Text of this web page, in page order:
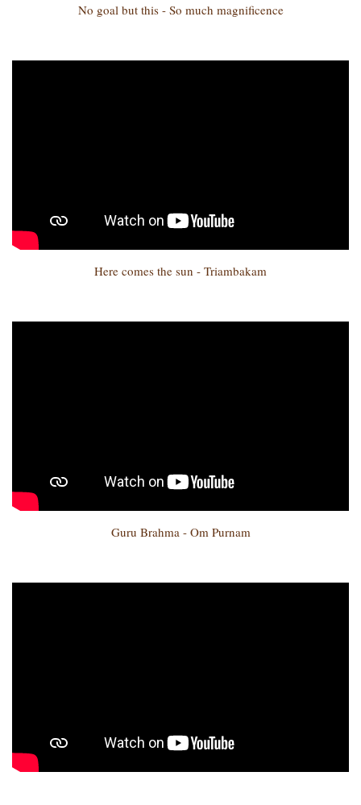
No goal but this - So much magnificence
Here comes the sun - Triambakam
Guru Brahma - Om Purnam